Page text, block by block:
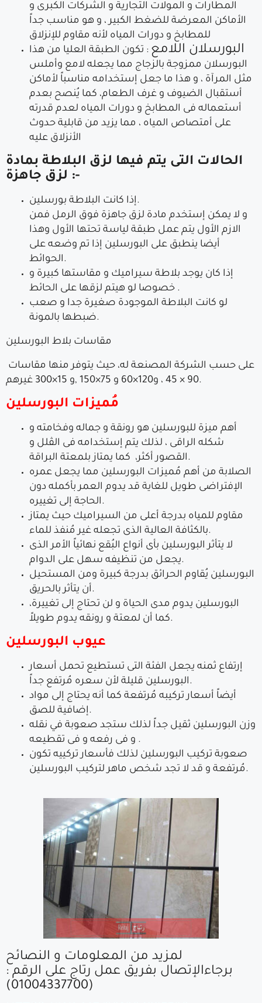
المطارات و المولات التجارية و الشركات الكبرى و
الأماكن المعرضة للضغط الكبير ، و هو مناسب جداً
للمطابخ و دورات المياه لأنه مقاوم للإنزلاق
البورسلان اللامع : تكون الطبقة العليا من هذا
البورسلان ممزوجة بالزجاج مما يجعله لامع وأملس
مثل المرآة ، و هذا ما جعل إستخدامه مناسباً لأماكن
أستقبال الضيوف و غرف الطعام، كما يُنصح بعدم
أستعماله فى المطابخ و دورات المياه لعدم قدرته
على أمتصاص المياه ، مما يزيد من قابلية حدوث
الأنزلاق عليه
الحالات التى يتم فيها لزق البلاطة بمادة
لزق جاهزة :-
إذا كانت البلاطة بورسلين.
و لا يمكن إستخدم مادة لزق جاهزة فوق الرمل فمن
الازم الأول يتم عمل طبقة لياسة تحتها الأول وهذا
أيضا ينطبق على البورسلين إذا تم وضعه على
الحوائط.
إذا كان يوجد بلاطة سيراميك و مقاستها كبيرة و
خصوصا لو هيتم لزقها على الحائط .
لو كانت البلاطة الموجودة صغيرة جدا و صعب
ضبطها بالمونة.
مقاسات بلاط البورسلين
90 × 45 ، و120×60 و 75×150 ,و 15×300 غيرهم.
مُميزات البورسلين
أهم ميزة للبورسلين هو رونقة و جماله وفخامته و
شكله الراقى ، لذلك يتم إستخدامه فى الڤلل و
القصور أكثر، كما يمتاز بلمعتة البراقة.
الصلابة من أهم مُميزات البورسلين مما يجعل عمره
الإفتراضى طويل للغاية قد يدوم العمر بأكمله دون
الحاجة إلى تغييره.
مقاوم للمياه بدرجة أعلى من السيراميك حيث يمتاز
بالكثافة العالية الذى تجعله غير مُنفذ للماء.
لا يتأثر البورسلين بأى أنواع البُقع نهائياً الأمر الذى
يجعل من تنظيفه سهل على الدوام.
البورسلين يُقاوم الحرائق بدرجة كبيرة ومن المستحيل
أن يتأثر بالحريق.
البورسلين يدوم مدى الحياة و لن تحتاج إلى تغييرة،
كما أن لمعتة و رونقه يدوم طويلاً.
عيوب البورسلين
إرتفاع ثمنه يجعل الفئة التى تستطيع تحمل أسعار
البورسلين قليلة لأن سعره مُرتفع جداً.
أيضاً أسعار تركيبه مُرتفعة كما أنه يحتاج إلى مواد
إضافية للصق.
وزن البورسلين ثقيل جداً لذلك ستجد صعوبة في نقله
و فى رفعه و فى تقطيعه .
صعوبة تركيب البورسلين لذلك فأسعار تركييه تكون
مُرتفعة و قد لا تجد شخص ماهر لتركيب البورسلين.
لمزيد من المعلومات و النصائح
برجاءالإتصال بفريق عمل رتاج على الرقم :
(01004337700)